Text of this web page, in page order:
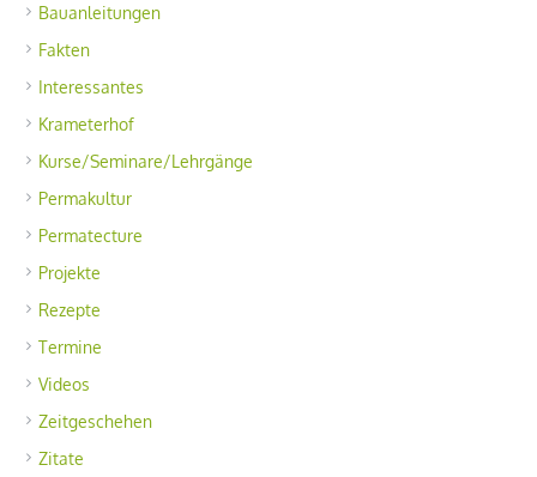
Bauanleitungen
Fakten
Interessantes
Krameterhof
Kurse/Seminare/Lehrgänge
Permakultur
Permatecture
Projekte
Rezepte
Termine
Videos
Zeitgeschehen
Zitate